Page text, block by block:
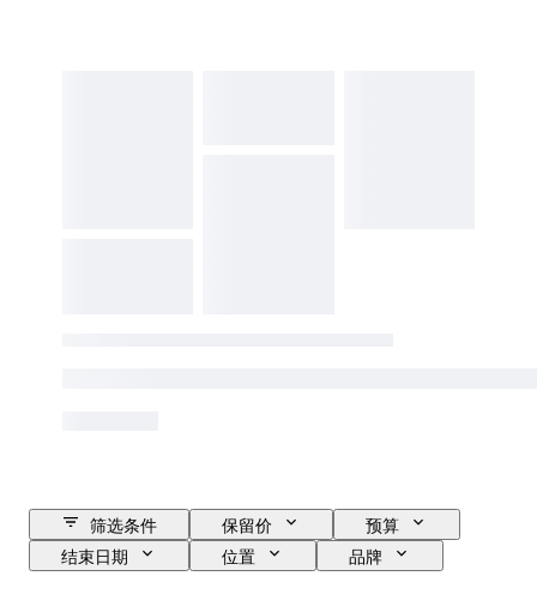
筛选条件 保留价
预算
结束日期
位置
品牌